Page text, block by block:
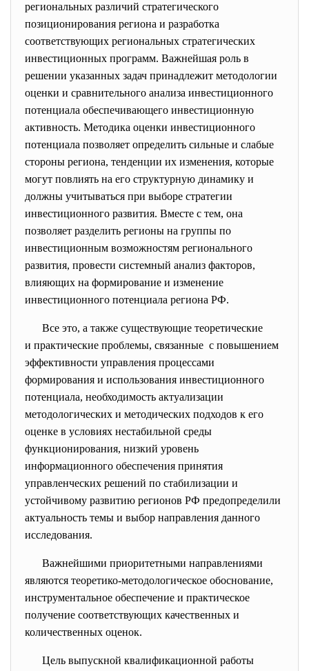
региональных различий стратегического
позиционирования региона и разработка
соответствующих региональных стратегических
инвестиционных программ. Важнейшая роль в
решении указанных задач принадлежит методологии
оценки и сравнительного анализа инвестиционного
потенциала обеспечивающего инвестиционную
активность. Методика оценки инвестиционного
потенциала позволяет определить сильные и слабые
стороны региона, тенденции их изменения, которые
могут повлиять на его структурную динамику и
должны учитываться при выборе стратегии
инвестиционного развития. Вместе с тем, она
позволяет разделить регионы на группы по
инвестиционным возможностям регионального
развития, провести системный анализ факторов,
влияющих на формирование и изменение
инвестиционного потенциала региона РФ.
Все это, а также существующие теоретические
и практические проблемы, связанные с повышением
эффективности управления процессами
формирования и использования инвестиционного
потенциала, необходимость актуализации
методологических и методических подходов к его
оценке в условиях нестабильной среды
функционирования, низкий уровень
информационного обеспечения принятия
управленческих решений по стабилизации и
устойчивому развитию регионов РФ предопределили
актуальность темы и выбор направления данного
исследования.
Важнейшими приоритетными направлениями
являются теоретико-методологическое обоснование,
инструментальное обеспечение и практическое
получение соответствующих качественных и
количественных оценок.
Цель выпускной квалификационной работы